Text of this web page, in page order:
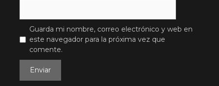
Guarda mi nombre, correo electrónico y web en
este navegador para la próxima vez que
comente.